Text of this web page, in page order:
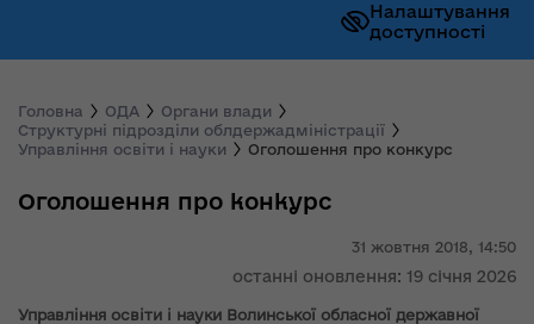
Налаштування
доступності
Головна ОДА
Органи влади
Структурні підрозділи облдержадміністрації
Управління освіти і науки
Оголошення про конкурс
31 жовтня 2018, 14:50
останні оновлення: 19 січня 2026
Оголошення про конкурс
Управління освіти і науки Волинської обласної державної